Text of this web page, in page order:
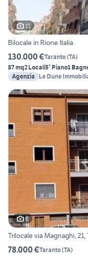
11
Bilocale in Rione Italia
130.000 €Taranto(TA)
87 mq2 Locali5° Piano1
Agenzia
Le Dune
6
Trilocale via Magnaghi, 21,
78.000 €Taranto(TA)